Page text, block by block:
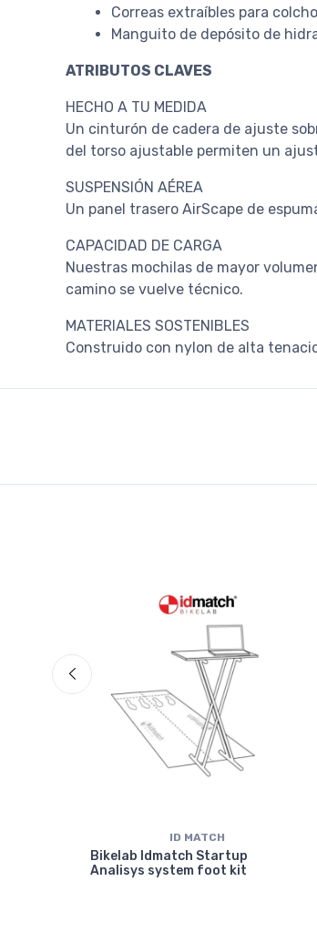
Correas extraíbles para
Manguito de depósito de
ATRIBUTOS CLAVES
HECHO A TU MEDIDA
Un cinturón de cadera de ajuste
del torso ajustable permiten un
SUSPENSIÓN AÉREA
Un panel trasero AirScape de
CAPACIDAD DE CARGA
Nuestras mochilas de mayor
camino se vuelve técnico.
MATERIALES SOSTENIBLES
Construido con nylon de alta
ID MATCH
Bikelab Idmatch Startup
Analisys system foot kit